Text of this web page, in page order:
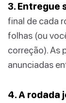
3. Entregue
final de cada
folhas (ou
correção). As
anunciadas
4. A rodada